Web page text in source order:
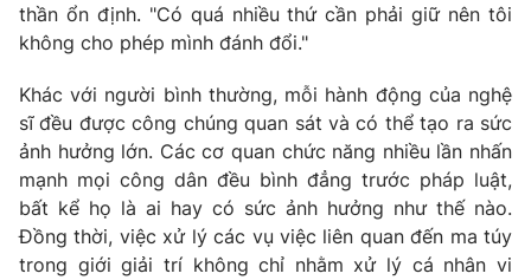
thần ổn định. "Có quá nhiều thứ cần phải giữ nên tôi
không cho phép mình đánh đổi."
Khác với người bình thường, mỗi hành động của nghệ
sĩ đều được công chúng quan sát và có thể tạo ra sức
ảnh hưởng lớn. Các cơ quan chức năng nhiều lần nhấn
mạnh mọi công dân đều bình đẳng trước pháp luật,
bất kể họ là ai hay có sức ảnh hưởng như thế nào.
Đồng thời, việc xử lý các vụ việc liên quan đến ma túy
trong giới giải trí không chỉ nhằm xử lý cá nhân vi